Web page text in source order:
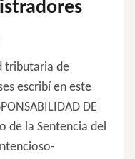
tributaria de
escribí en este
DE
de la Sentencia del